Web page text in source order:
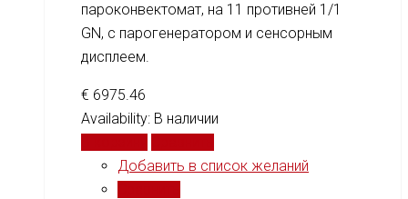
пароконвектомат, на 11 противней 1/1
GN, c парогенератором и сенсорным
дисплеем.
€ 6975.46
Availability: В наличии
Добавить в список желаний